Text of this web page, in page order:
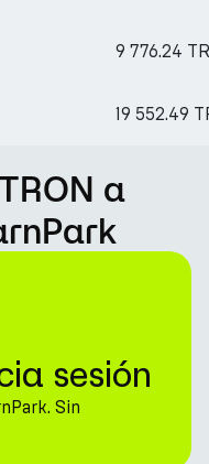
9 776.24
19 552.49
a
sesión
Sin